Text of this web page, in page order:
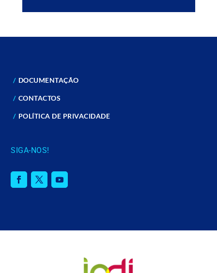
DOCUMENTAÇÃO
CONTACTOS
POLÍTICA DE PRIVACIDADE
SIGA-NOS!